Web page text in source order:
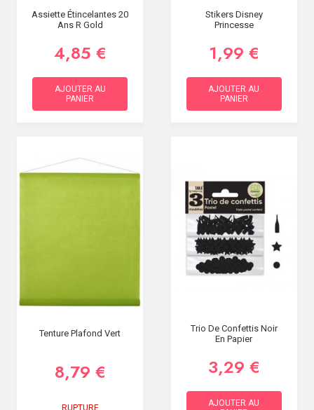
Assiette Étincelantes 20
Ans R Gold
4,85 €
AJOUTER AU
PANIER
Stikers Disney
Princesse
1,99 €
AJOUTER AU
PANIER
Tenture Plafond Vert
8,79 €
RUPTURE
Trio De Confettis Noir
En Papier
3,29 €
AJOUTER AU